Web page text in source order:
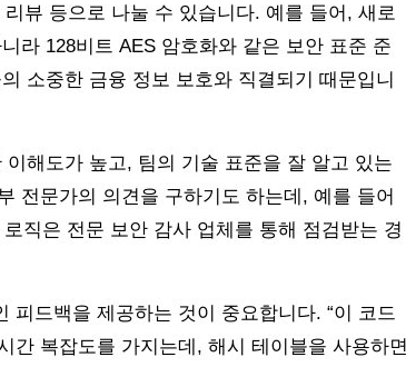
뷰 등으로 나눌 수 있습니다. 예를 들어, 새로
라 128비트 AES 암호화와 같은 보안 표준 준
소중한 금융 정보 보호와 직결되기 때문입니
해도가 높고, 팀의 기술 표준을 잘 알고 있는
전문가의 의견을 구하기도 하는데, 예를 들어
직은 전문 보안 감사 업체를 통해 점검받는 경
피드백을 제공하는 것이 중요합니다. “이 코드
간 복잡도를 가지는데, 해시 테이블을 사용하면